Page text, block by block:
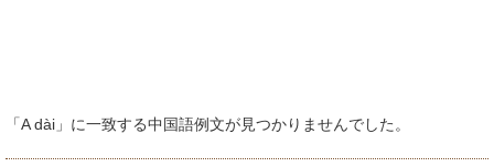
「A dài」に一致する中国語例文が見つかりませんでした。